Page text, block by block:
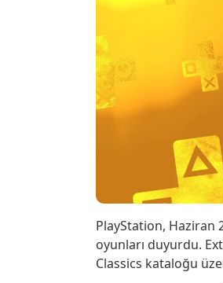
PlayStation, Haziran
oyunları duyurdu.
Classics kataloğu